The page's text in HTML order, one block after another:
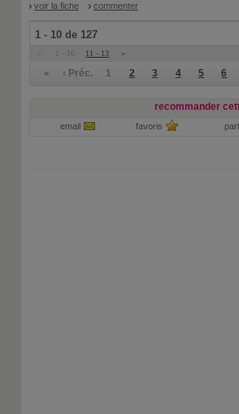
voir la fiche
commenter
1 - 10 de 127
« 1 - 10 11 - 13 »
« ‹ Préc. 1 2 3 4 5 6
recommander
email favoris